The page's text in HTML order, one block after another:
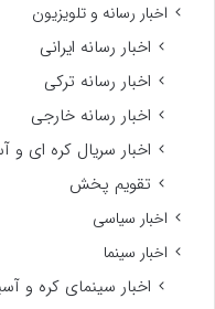
اخبار رسانه و تلویزیون
اخبار رسانه ایرانی
اخبار رسانه ترکی
اخبار رسانه خارجی
اخبار سریال کره ای و
تقویم پخش
اخبار سیاسی
اخبار سینما
اخبار سینمای کره و